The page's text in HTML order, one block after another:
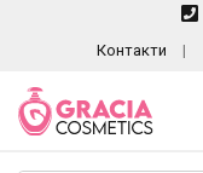
Контакти